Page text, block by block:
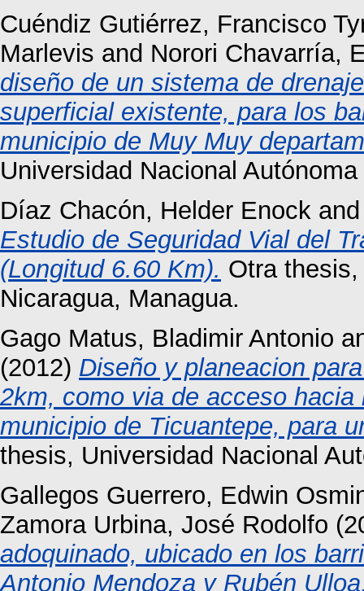
Cuéndiz Gutiérrez, Francisco
Marlevis and Norori Chavarría,
diseño de un sistema de
superficial existente, para los
municipio de Muy Muy
Universidad Nacional
Díaz Chacón, Helder Enock
Estudio de Seguridad Vial del
(Longitud 6.60 Km). Otra
Nicaragua, Managua.
Gago Matus, Bladimir Antonio
(2012) Diseño y planeacion
2km, como via de acceso
municipio de Ticuantepe, para
thesis, Universidad Nacional
Gallegos Guerrero, Edwin
Zamora Urbina, José Rodolfo
adoquinado, ubicado en los
Antonio Mendoza y Rubén